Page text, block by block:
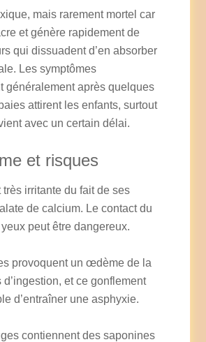
mais rarement mortel car
et génère rapidement de
qui dissuadent d’en absorber
Les symptômes
généralement après quelques
attirent les enfants, surtout
avec un certain délai.
et risques
très irritante du fait de ses
de calcium. Le contact du
peut être dangereux.
provoquent un œdème de la
d’ingestion, et ce gonflement
d’entraîner une asphyxie.
contiennent des saponines